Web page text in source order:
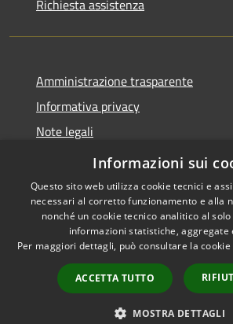
Richiesta assistenza
Amministrazione trasparente
Informativa privacy
Note legali
Dichiarazione di accessibilità
Accessibilità
Diano
Informazioni sui
Questo sito web utilizza cookie tecnici e
necessari al corretto funzionamento e alla
nonché un cookie tecnico analitico al
informazioni statistiche, aggregate
Per maggiori dettagli, può consultare la
ACCETTA TUTTO
MOSTRA DETTAGLI